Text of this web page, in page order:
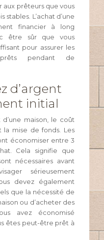
prêteurs que vous
stables. L’achat d’une
financier à long
être sûr que vous
pour assurer les
pendant de
d’argent
initial
d’une maison, le coût
la mise de fonds. Les
économiser entre 3
Cela signifie que
nécessaires avant
sérieusement
devez également
que la nécessité de
ou d’acheter des
avez économisé
êtes peut-être prêt à